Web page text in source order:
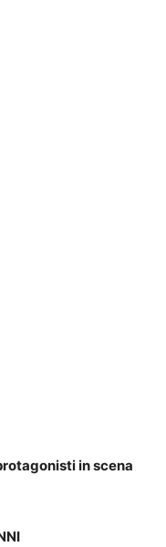
in scena